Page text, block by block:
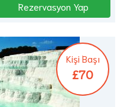
Rezervasyon Yap
Kişi Başı
£70